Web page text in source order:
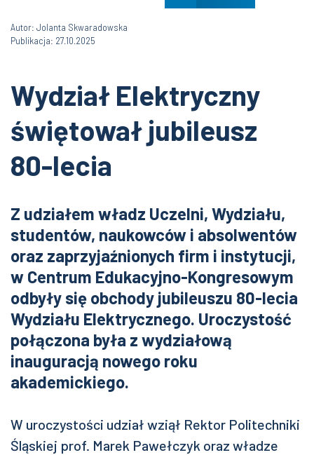
Autor: Jolanta Skwaradowska
Publikacja: 27.10.2025
Wydział Elektryczny
świętował jubileusz
80-lecia
Z udziałem władz Uczelni, Wydziału,
studentów, naukowców i absolwentów
oraz zaprzyjaźnionych firm i instytucji,
w Centrum Edukacyjno-Kongresowym
odbyły się obchody jubileuszu 80-lecia
Wydziału Elektrycznego. Uroczystość
połączona była z wydziałową
inauguracją nowego roku
akademickiego.
W uroczystości udział wziął Rektor Politechniki
Śląskiej prof. Marek Pawełczyk oraz władze